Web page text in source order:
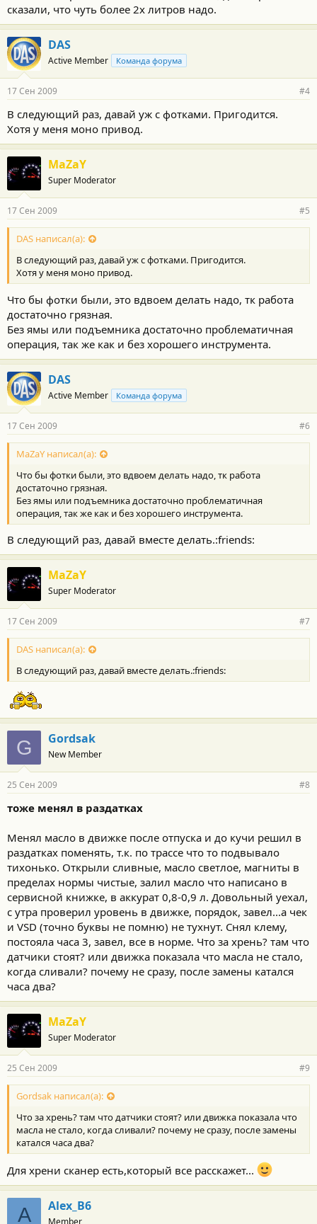
сказали, что чуть более 2х литров надо.
DAS
Active Member Команда форума
17 Сен 2009 #4
В следующий раз, давай уж с фотками. Пригодится.
Хотя у меня моно привод.
MaZaY
Super Moderator
17 Сен 2009 #5
DAS написал(а):
В следующий раз, давай уж с фотками. Пригодится.
Хотя у меня моно привод.
Что бы фотки были, это вдвоем делать надо, тк работа
достаточно грязная.
Без ямы или подъемника достаточно проблематичная
операция, так же как и без хорошего инструмента.
DAS
Active Member Команда форума
17 Сен 2009 #6
MaZaY написал(а):
Что бы фотки были, это вдвоем делать надо, тк работа
достаточно грязная.
Без ямы или подъемника достаточно проблематичная
операция, так же как и без хорошего инструмента.
В следующий раз, давай вместе делать.:friends:
MaZaY
Super Moderator
17 Сен 2009 #7
DAS написал(а):
В следующий раз, давай вместе делать.:friends:
G Gordsak
New Member
25 Сен 2009 #8
тоже менял в раздатках
Менял масло в движке после отпуска и до кучи решил в
раздатках поменять, т.к. по трассе что то подвывало
тихонько. Открыли сливные, масло светлое, магниты в
пределах нормы чистые, залил масло что написано в
сервисной книжке, в аккурат 0,8-0,9 л. Довольный уехал,
с утра проверил уровень в движке, порядок, завел...а чек
и VSD (точно буквы не помню) не тухнут. Снял клему,
постояла часа 3, завел, все в норме. Что за хрень? там что
датчики стоят? или движка показала что масла не стало,
когда сливали? почему не сразу, после замены катался
часа два?
MaZaY
Super Moderator
25 Сен 2009 #9
Gordsak написал(а):
Что за хрень? там что датчики стоят? или движка показала что
масла не стало, когда сливали? почему не сразу, после замены
катался часа два?
Для хрени сканер есть,который все расскажет...
A Alex_B6
Member